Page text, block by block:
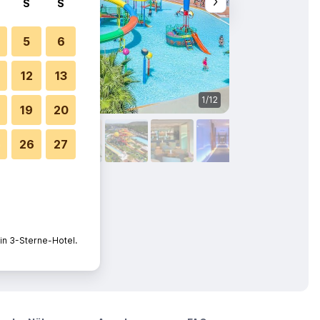
1/12
S S
5 6
12 13
19 20
26 27
3-Sterne-Hotel.